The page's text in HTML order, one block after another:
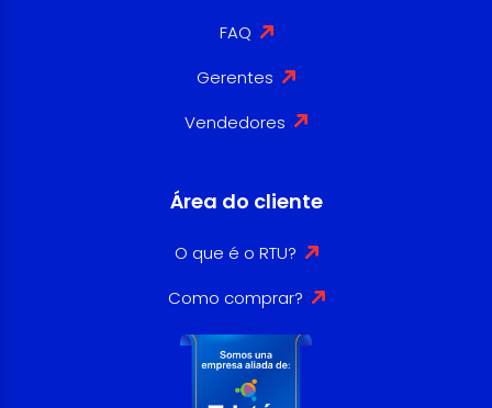
FAQ
Gerentes
Vendedores
Área do cliente
O que é o RTU?
Como comprar?